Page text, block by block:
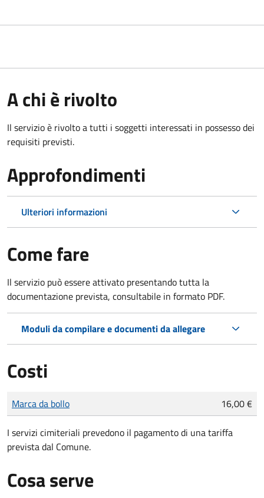
A chi è rivolto
Il servizio è rivolto a tutti i soggetti interessati in possesso dei
requisiti previsti.
Approfondimenti
Ulteriori informazioni
Come fare
Il servizio può essere attivato presentando tutta la
documentazione prevista, consultabile in formato PDF.
Moduli da compilare e documenti da allegare
Costi
Tipo di pagamento
Importo
Marca da bollo 16,00 €
I servizi cimiteriali prevedono il pagamento di una tariffa
prevista dal Comune.
Cosa serve